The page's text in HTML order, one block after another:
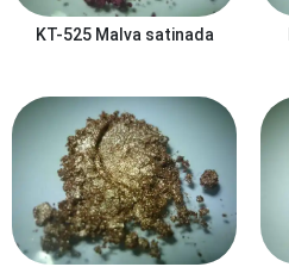
KT-525 Malva satinada